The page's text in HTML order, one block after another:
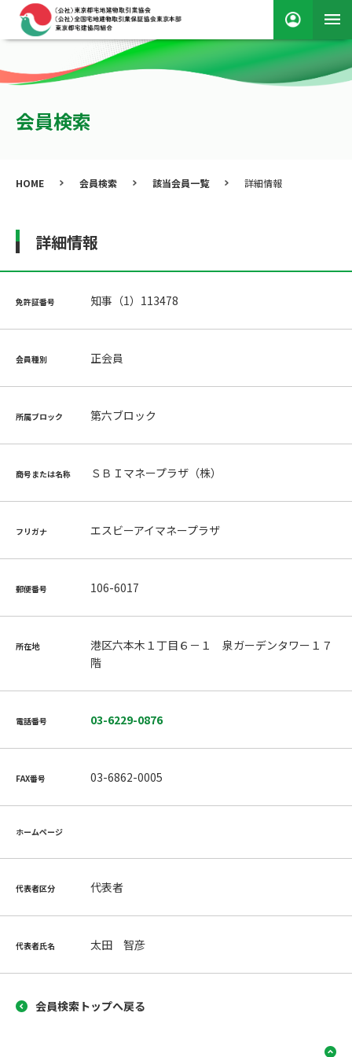
会員検索
HOME 会員検索 該当会員一覧 詳細情報
詳細情報
免許証番号 知事（1）113478
会員種別 正会員
所属ブロック 第六ブロック
商号または名称 ＳＢＩマネープラザ（株）
フリガナ エスビーアイマネープラザ
郵便番号 106-6017
所在地
港区六本木１丁目６－１ 泉ガーデンタワー１７
階
電話番号 03-6229-0876
FAX番号 03-6862-0005
ホームページ
代表者区分 代表者
代表者氏名 太田 智彦
会員検索トップへ戻る